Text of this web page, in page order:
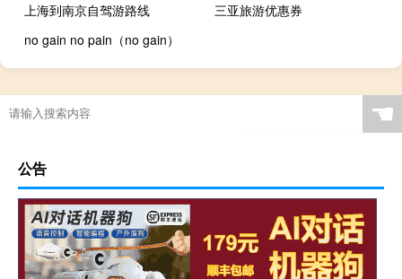
上海到南京自驾游路线
三亚旅游优惠券
no gain no pain（no gain）
☚
公告